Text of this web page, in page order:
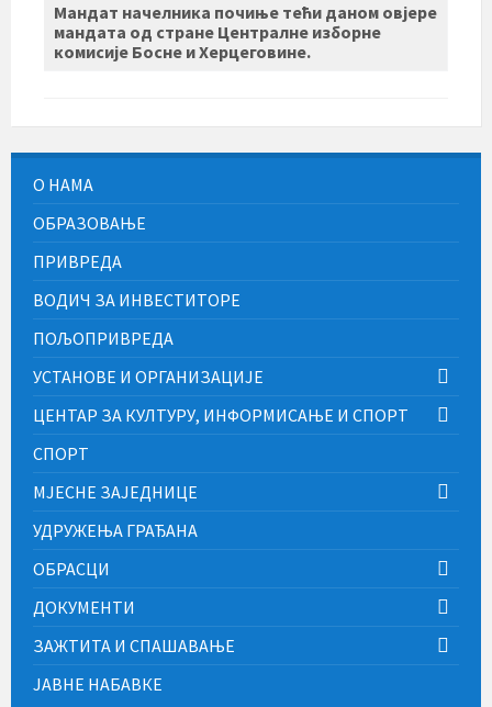
Мандат начелника почиње тећи даном овјере
мандата од стране Централне изборне
комисије Босне и Херцеговине.
О НАМА
ОБРАЗОВАЊЕ
ПРИВРЕДА
ВОДИЧ ЗА ИНВЕСТИТОРЕ
ПОЉОПРИВРЕДА
УСТАНОВЕ И ОРГАНИЗАЦИЈЕ
ЦЕНТАР ЗА КУЛТУРУ, ИНФОРМИСАЊЕ И СПОРТ
СПОРТ
МЈЕСНЕ ЗАЈЕДНИЦЕ
УДРУЖЕЊА ГРАЂАНА
ОБРАСЦИ
ДОКУМЕНТИ
ЗАЖТИТА И СПАШАВАЊЕ
ЈАВНЕ НАБАВКЕ